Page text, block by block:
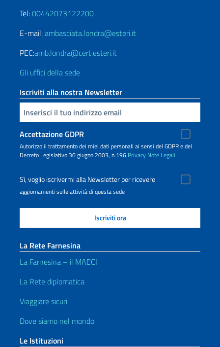
Tel:00442073122200
E-mail:ambasciata.londra@esteri.it
PEC:amb.londra@cert.esteri.it
Gli uffici della sede
Iscriviti alla nostra Newsletter
Inserisci la tua email
Accettazione GDPR
Autorizzo il trattamento dei miei dati personali ai sensi del GDPR e del
Decreto Legislativo 30 giugno 2003, n.196 Privacy Note Legali
Sì, voglio iscrivermi alla Newsletter per ricevere
aggiornamenti sulle attività di questa sede
La Rete Farnesina
La Farnesina – il MAECI
La Rete diplomatica
Viaggiare sicuri
Dove siamo nel mondo
Le Istituzioni